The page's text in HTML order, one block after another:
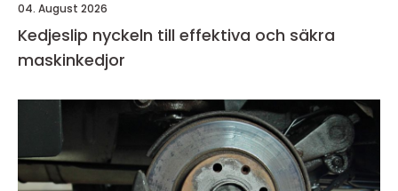
04. August 2026
Kedjeslip nyckeln till effektiva och säkra
maskinkedjor